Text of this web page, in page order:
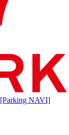
[Parking NAVI]